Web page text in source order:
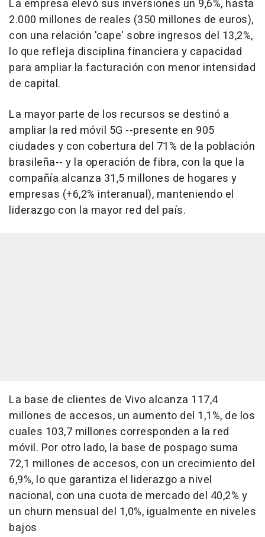
La empresa elevó sus inversiones un 9,6%, hasta
2.000 millones de reales (350 millones de euros),
con una relación 'cape' sobre ingresos del 13,2%,
lo que refleja disciplina financiera y capacidad
para ampliar la facturación con menor intensidad
de capital.
La mayor parte de los recursos se destinó a
ampliar la red móvil 5G --presente en 905
ciudades y con cobertura del 71% de la población
brasileña-- y la operación de fibra, con la que la
compañía alcanza 31,5 millones de hogares y
empresas (+6,2% interanual), manteniendo el
liderazgo con la mayor red del país.
La base de clientes de Vivo alcanza 117,4
millones de accesos, un aumento del 1,1%, de los
cuales 103,7 millones corresponden a la red
móvil. Por otro lado, la base de pospago suma
72,1 millones de accesos, con un crecimiento del
6,9%, lo que garantiza el liderazgo a nivel
nacional, con una cuota de mercado del 40,2% y
un churn mensual del 1,0%, igualmente en niveles
bajos